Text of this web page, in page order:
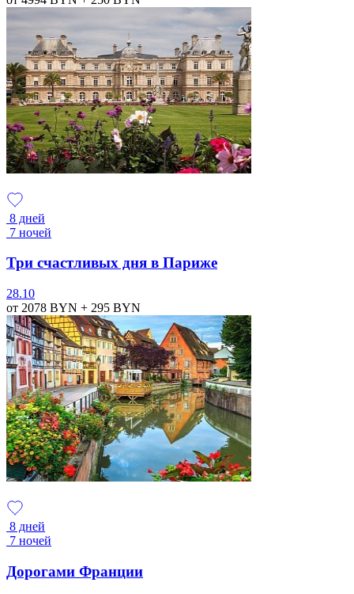
8 дней
7 ночей
Три счастливых дня в Париже
28.10
от 2078 BYN + 295 BYN
8 дней
7 ночей
Дорогами Франции